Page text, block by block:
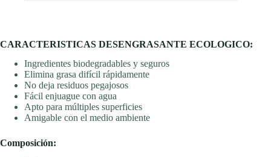
CARACTERISTICAS DESENGRASANTE ECOLOGICO:
Ingredientes biodegradables y seguros
Elimina grasa difícil rápidamente
No deja residuos pegajosos
Fácil enjuague con agua
Apto para múltiples superficies
Amigable con el medio ambiente
Composición: